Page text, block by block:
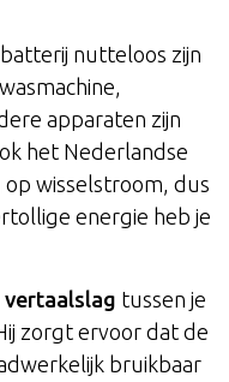
nutteloos zijn
apparaten zijn
het Nederlandse
wisselstroom, dus
energie heb je
vertaalslag tussen je
zorgt ervoor dat de
bruikbaar